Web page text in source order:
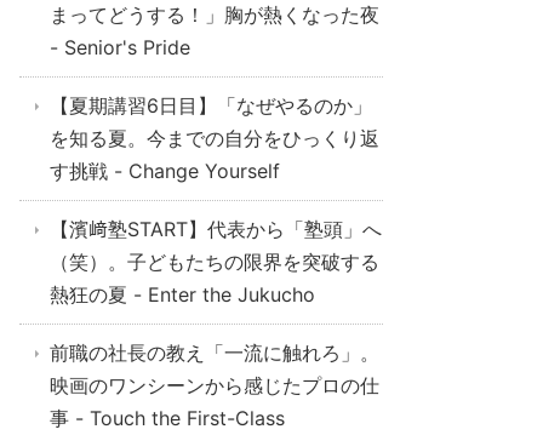
まってどうする！」胸が熱くなった夜
- Senior's Pride
【夏期講習6日目】「なぜやるのか」
を知る夏。今までの自分をひっくり返
す挑戦 - Change Yourself
【濱﨑塾START】代表から「塾頭」へ
（笑）。子どもたちの限界を突破する
熱狂の夏 - Enter the Jukucho
前職の社長の教え「一流に触れろ」。
映画のワンシーンから感じたプロの仕
事 - Touch the First-Class